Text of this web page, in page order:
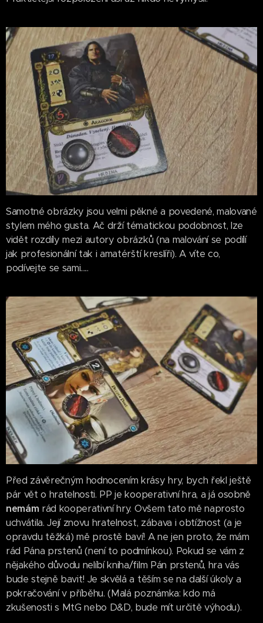
Samotné obrázky jsou velmi pěkné a povedené, malované
stylem mého gusta. Ač drží tématickou podobnost, lze
vidět rozdíly mezi autory obrázků (na malování se podílí
jak profesionální tak i amatérští kreslíři). A víte co,
podívejte se sami.....
Před závěrečným hodnocením krásy hry, bych řekl ještě
pár vět o hratelnosti. PP je kooperativní hra, a já osobně
nemám rád kooperativní hry. Ovšem tato mě naprosto
uchvátila. Její znovu hratelnost, zábava i obtížnost (a je
opravdu těžká) mě prostě baví! A ne jen proto, že mám
rád Pána prstenů (není to podmínkou). Pokud se vám z
nějakého důvodu nelíbí kniha/film Pán prstenů, hra vás
bude stejně bavit! Je skvělá a těším se na další úkoly a
pokračování v příběhu. (Malá poznámka: kdo má
zkušenosti s MtG nebo D&D, bude mít určitě výhodu).